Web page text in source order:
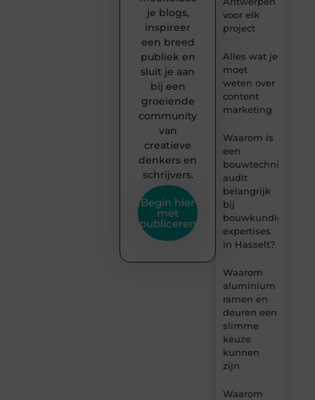
voor elk
project
Alles wat je
moet
weten over
content
marketing
Waarom is
een
bouwtechnische
audit
belangrijk
bij
bouwkundige
expertises
in Hasselt?
Waarom
aluminium
ramen en
deuren een
slimme
keuze
kunnen
zijn
Waarom
je blogs,
inspireer
een breed
publiek en
sluit je aan
bij een
groeiende
community
van
creatieve
denkers en
schrijvers.
Begin hier
met
publiceren